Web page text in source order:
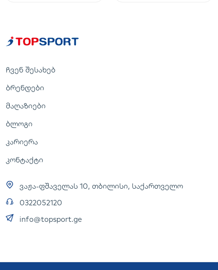
ჩვენ შესახებ
ბრენდები
მაღაზიები
ბლოგი
კარიერა
კონტაქტი
ვაჟა-ფშაველას 10, თბილისი, საქართველო
0322052120
info@topsport.ge